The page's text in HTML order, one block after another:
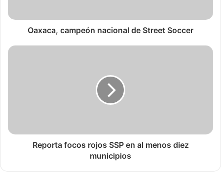
Oaxaca, campeón nacional de Street Soccer
Reporta focos rojos SSP en al menos diez
municipios